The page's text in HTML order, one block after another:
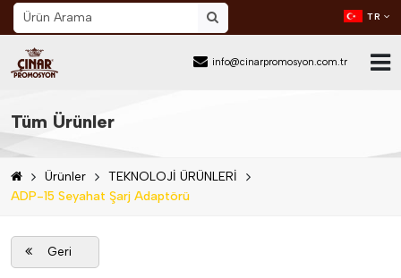
info@cinarpromosyon.com.tr
TR
Ana Sayfa
Hakkımızda
Sektör
Mail Order
Tüm Ürünler
Ürünler
TEKNOLOJİ ÜRÜNLERİ
ADP-15 Seyahat Şarj Adaptörü
Geri